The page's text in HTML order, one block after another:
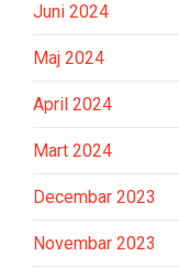
Juni 2024
Maj 2024
April 2024
Mart 2024
Decembar 2023
Novembar 2023